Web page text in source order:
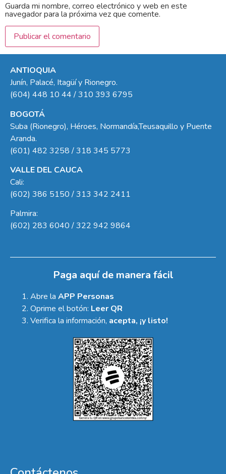
Guarda mi nombre, correo electrónico y web en este
navegador para la próxima vez que comente.
ANTIOQUIA
Junín, Palacé, Itagüí y Rionegro.
(604) 448 10 44 / 310 393 6795
BOGOTÁ
Suba (Rionegro), Héroes, Normandía,Teusaquillo y Puente
Aranda.
(601) 482 3258 / 318 345 5773
VALLE DEL CAUCA
Cali:
(602) 386 5150 / 313 342 2411
Palmira:
(602) 283 6040 / 322 942 9864
Paga aquí de manera fácil
Abre la APP Personas
Oprime el botón: Leer QR
Verifica la información, acepta, ¡y listo!